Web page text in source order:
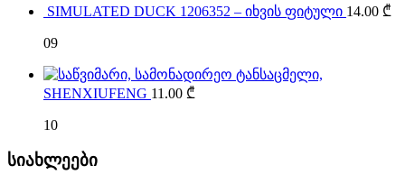
SIMULATED DUCK 1206352 – იხვის ფიტული 14.00 ₾
09
SHENXIUFENG 11.00 ₾
10
სიახლეები